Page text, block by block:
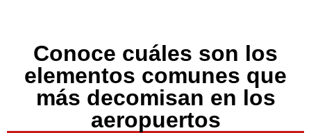
Conoce cuáles son los
elementos comunes que
más decomisan en los
aeropuertos